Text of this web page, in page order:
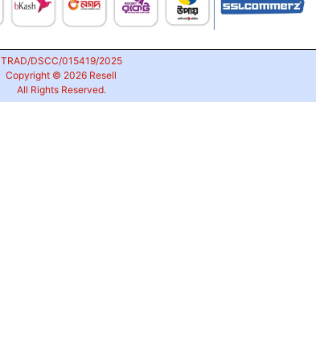
TRAD/DSCC/015419/2025
Copyright © 2026 Resell
All Rights Reserved.